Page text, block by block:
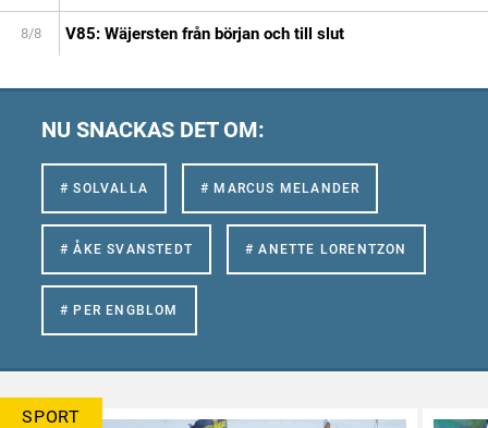
8/8 V85: Wäjersten från början och till slut
NU SNACKAS DET OM:
# SOLVALLA # MARCUS MELANDER
# ÅKE SVANSTEDT # ANETTE LORENTZON
# PER ENGBLOM
SPORT